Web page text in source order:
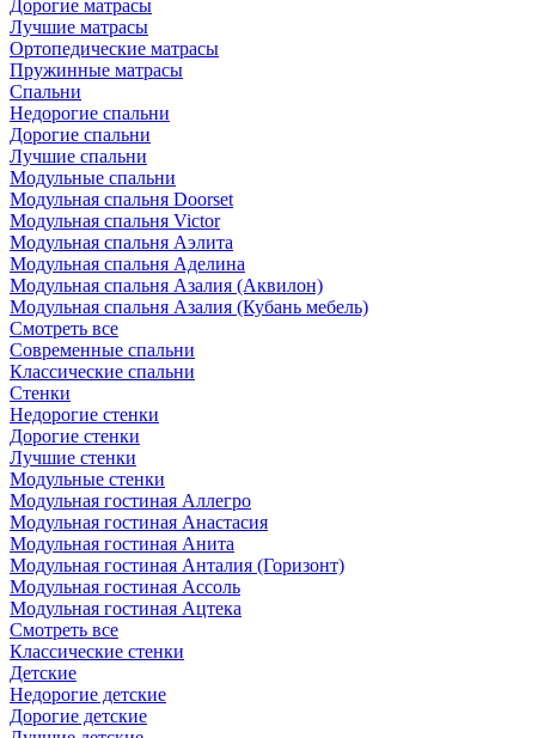
Дорогие матрасы
Лучшие матрасы
Ортопедические матрасы
Пружинные матрасы
Cпальни
Недорогие спальни
Дорогие спальни
Лучшие спальни
Модульные спальни
Модульная спальня Doorset
Модульная спальня Victor
Модульная спальня Аэлита
Модульная спальня Аделина
Модульная спальня Азалия (Аквилон)
Модульная спальня Азалия (Кубань мебель)
Смотреть все
Современные спальни
Классические спальни
Стенки
Недорогие стенки
Дорогие стенки
Лучшие стенки
Модульные стенки
Модульная гостиная Аллегро
Модульная гостиная Анастасия
Модульная гостиная Анита
Модульная гостиная Анталия (Горизонт)
Модульная гостиная Ассоль
Модульная гостиная Ацтека
Смотреть все
Классические стенки
Детские
Недорогие детские
Дорогие детские